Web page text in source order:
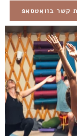
קשר בוואטסאפ